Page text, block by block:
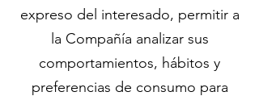
expreso del interesado, permitir a
la Compañía analizar sus
comportamientos, hábitos y
preferencias de consumo para